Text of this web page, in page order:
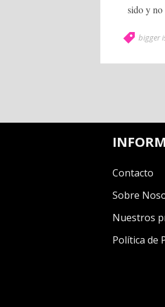
sido y no
bigger
Contacto
Sobre
Nuestros
Política de